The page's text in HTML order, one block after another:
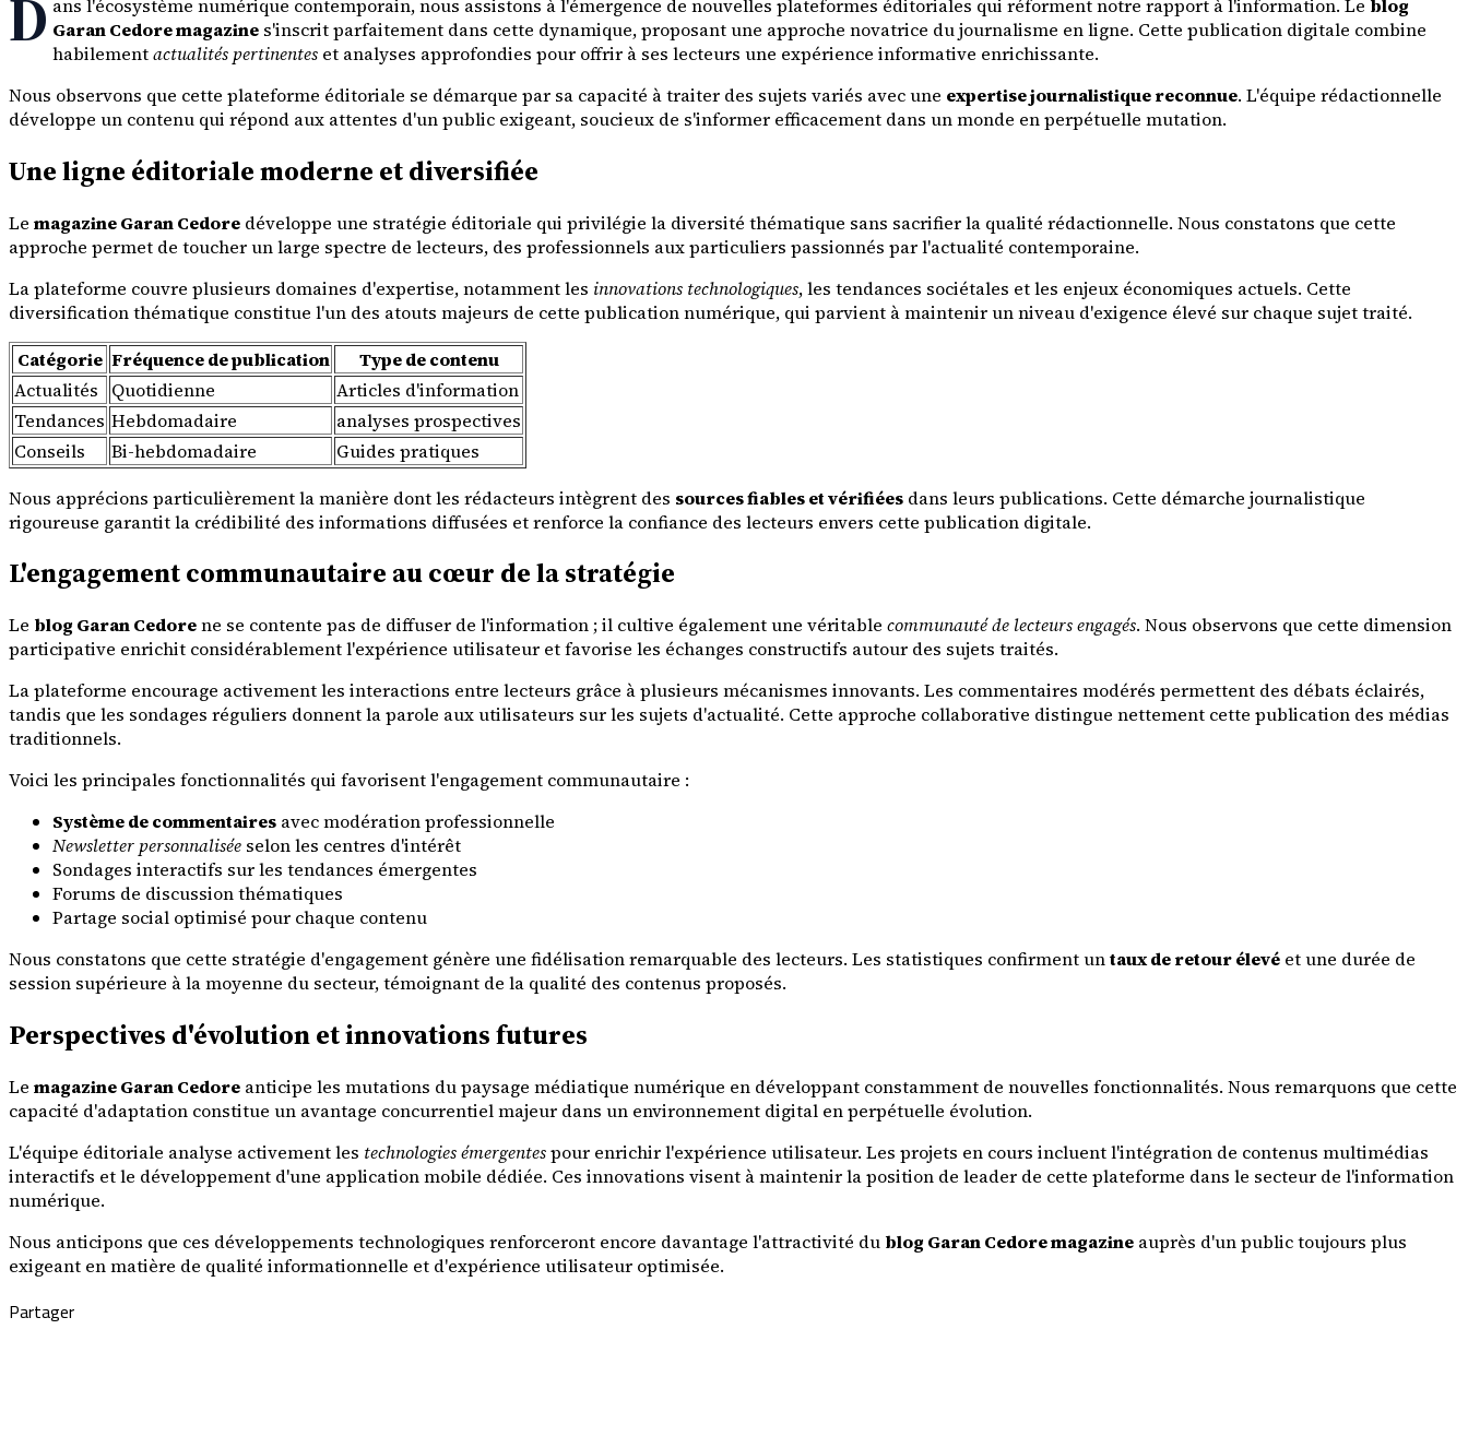
D ans l'écosystème numérique contemporain, nous assistons à l'émergence de nouvelles plateformes éditoriales qui réforment notre rapport à l'information. Le blog
Garan Cedore magazine s'inscrit parfaitement dans cette dynamique, proposant une approche novatrice du journalisme en ligne. Cette publication digitale combine
habilementactualités pertinentes et analyses approfondies pour offrir à ses lecteurs une expérience informative enrichissante.
Nous observons que cette plateforme éditoriale se démarque par sa capacité à traiter des sujets variés avec une expertise journalistique reconnue. L'équipe rédactionnelle
développe un contenu qui répond aux attentes d'un public exigeant, soucieux de s'informer efficacement dans un monde en perpétuelle mutation.
Une ligne éditoriale moderne et diversifiée
Le magazine Garan Cedore développe une stratégie éditoriale qui privilégie la diversité thématique sans sacrifier la qualité rédactionnelle. Nous constatons que cette
approche permet de toucher un large spectre de lecteurs, des professionnels aux particuliers passionnés par l'actualité contemporaine.
La plateforme couvre plusieurs domaines d'expertise, notamment les innovations technologiques, les tendances sociétales et les enjeux économiques actuels. Cette
diversification thématique constitue l'un des atouts majeurs de cette publication numérique, qui parvient à maintenir un niveau d'exigence élevé sur chaque sujet traité.
Catégorie Fréquence de publication
Type de contenu
Actualités
Quotidienne
Articles d'information
Tendances Hebdomadaire
analyses prospectives
Conseils
Bi-hebdomadaire
Guides pratiques
Nous apprécions particulièrement la manière dont les rédacteurs intègrent des sources fiables et vérifiées dans leurs publications. Cette démarche journalistique
rigoureuse garantit la crédibilité des informations diffusées et renforce la confiance des lecteurs envers cette publication digitale.
L'engagement communautaire au cœur de la stratégie
Le blog Garan Cedorene se contente pas de diffuser de l'information ; il cultive également une véritable communauté de lecteurs engagés. Nous observons que cette dimension
participative enrichit considérablement l'expérience utilisateur et favorise les échanges constructifs autour des sujets traités.
La plateforme encourage activement les interactions entre lecteurs grâce à plusieurs mécanismes innovants. Les commentaires modérés permettent des débats éclairés,
tandis que les sondages réguliers donnent la parole aux utilisateurs sur les sujets d'actualité. Cette approche collaborative distingue nettement cette publication des médias
traditionnels.
Voici les principales fonctionnalités qui favorisent l'engagement communautaire :
Système de commentaires avec modération professionnelle
Newsletter personnalisée selon les centres d'intérêt
Sondages interactifs sur les tendances émergentes
Forums de discussion thématiques
Partage social optimisé pour chaque contenu
Nous constatons que cette stratégie d'engagement génère une fidélisation remarquable des lecteurs. Les statistiques confirment untaux de retour élevé et une durée de
session supérieure à la moyenne du secteur, témoignant de la qualité des contenus proposés.
Perspectives d'évolution et innovations futures
Le magazine Garan Cedore anticipe les mutations du paysage médiatique numérique en développant constamment de nouvelles fonctionnalités. Nous remarquons que cette
capacité d'adaptation constitue un avantage concurrentiel majeur dans un environnement digital en perpétuelle évolution.
L'équipe éditoriale analyse activement les technologies émergentespour enrichir l'expérience utilisateur. Les projets en cours incluent l'intégration de contenus multimédias
interactifs et le développement d'une application mobile dédiée. Ces innovations visent à maintenir la position de leader de cette plateforme dans le secteur de l'information
numérique.
Nous anticipons que ces développements technologiques renforceront encore davantage l'attractivité du blog Garan Cedore magazine auprès d'un public toujours plus
exigeant en matière de qualité informationnelle et d'expérience utilisateur optimisée.
Partager